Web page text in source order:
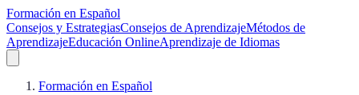
Formación en Español
Consejos y EstrategiasConsejos de AprendizajeMétodos de
AprendizajeEducación OnlineAprendizaje de Idiomas
Formación en Español